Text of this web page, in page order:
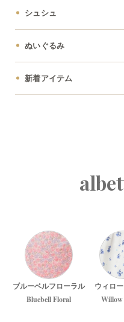
シュシュ
ぬいぐるみ
新着アイテム
ブルーベルフローラル
Bluebell Floral
ウィロ
Willow